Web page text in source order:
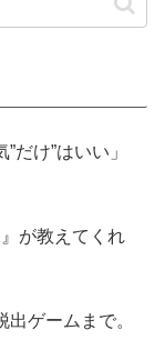
だけ”はいい」
が教えてくれ
ゲームまで。